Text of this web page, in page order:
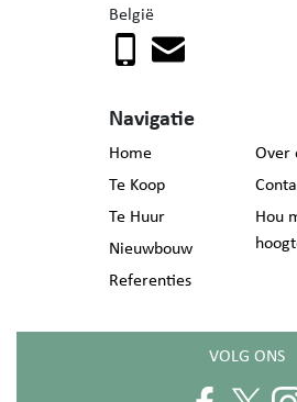
België
Navigatie
Home
Te Koop
Te Huur
Nieuwbouw
Referenties
Over
Hou
VOLG ONS